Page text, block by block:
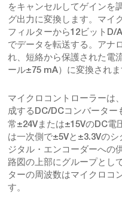
をキャンセルしてゲインを
グ出力に変換します。マイ
フィルターから12ビットD/
でデータを転送する。アナ
れ、短絡から保護された電
ール±75 mA）に変換されま
マイクロコントローラーは
成するDC/DCコンバーター
常±24Vまたは±15VのDC電
は一次側で±5Vと±3.3Vの
ジタル・エンコーダーへの
路図の上部にグループとし
ターの周波数はマイクロコ
す。